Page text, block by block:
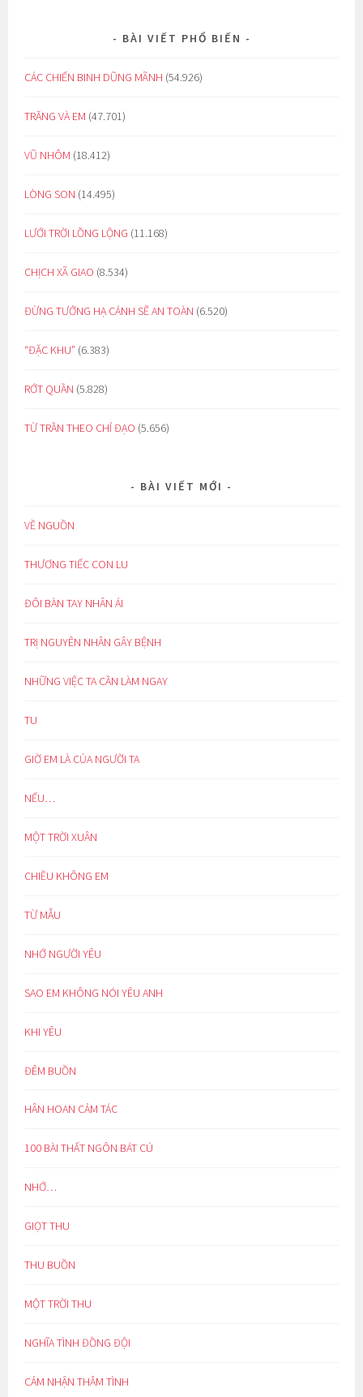
BÀI VIẾT PHỔ BIẾN
CÁC CHIẾN BINH DŨNG MÃNH (54.926)
TRĂNG VÀ EM (47.701)
VŨ NHÔM (18.412)
LÒNG SON (14.495)
LƯỚI TRỜI LỒNG LỘNG (11.168)
CHỊCH XÃ GIAO (8.534)
ĐỪNG TƯỞNG HẠ CÁNH SẼ AN TOÀN (6.520)
“ĐẶC KHU” (6.383)
RỚT QUẦN (5.828)
TỪ TRẦN THEO CHỈ ĐẠO (5.656)
BÀI VIẾT MỚI
VỀ NGUỒN
THƯƠNG TIẾC CON LU
ĐÔI BÀN TAY NHÂN ÁI
TRỊ NGUYÊN NHÂN GÂY BỆNH
NHỮNG VIỆC TA CẦN LÀM NGAY
TU
GIỜ EM LÀ CỦA NGƯỜI TA
NẾU…
MỘT TRỜI XUÂN
CHIỀU KHÔNG EM
TỪ MẪU
NHỚ NGƯỜI YÊU
SAO EM KHÔNG NÓI YÊU ANH
KHI YÊU
ĐÊM BUỒN
HÂN HOAN CẢM TÁC
100 BÀI THẤT NGÔN BÁT CÚ
NHỚ…
GIỌT THU
THU BUỒN
MỘT TRỜI THU
NGHĨA TÌNH ĐỒNG ĐỘI
CẢM NHẬN THÂM TÌNH